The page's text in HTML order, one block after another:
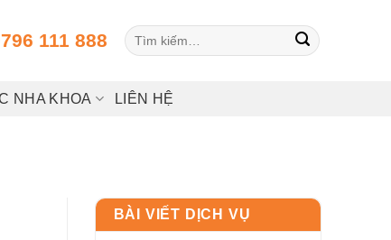
111 888
Tìm
kiếm:
NHA KHOA LIÊN HỆ
BÀI VIẾT DỊCH VỤ